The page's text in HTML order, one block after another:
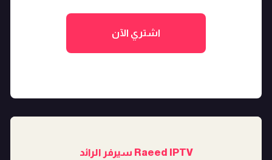
اشتري الآن
Raeed IPTV سيرفر الرائد